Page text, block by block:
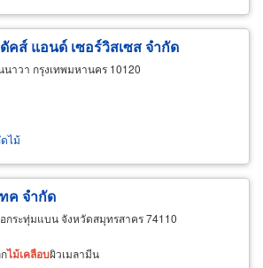
คส์ แอนด์ เซอร์วิสเซส จำกัด
าวา กรุงเทพมหานคร 10120
ไม้
ค จำกัด
กระทุ่มแบน จังหวัดสมุทรสาคร 74110
ไม้เคลือบผิวเมลามีน